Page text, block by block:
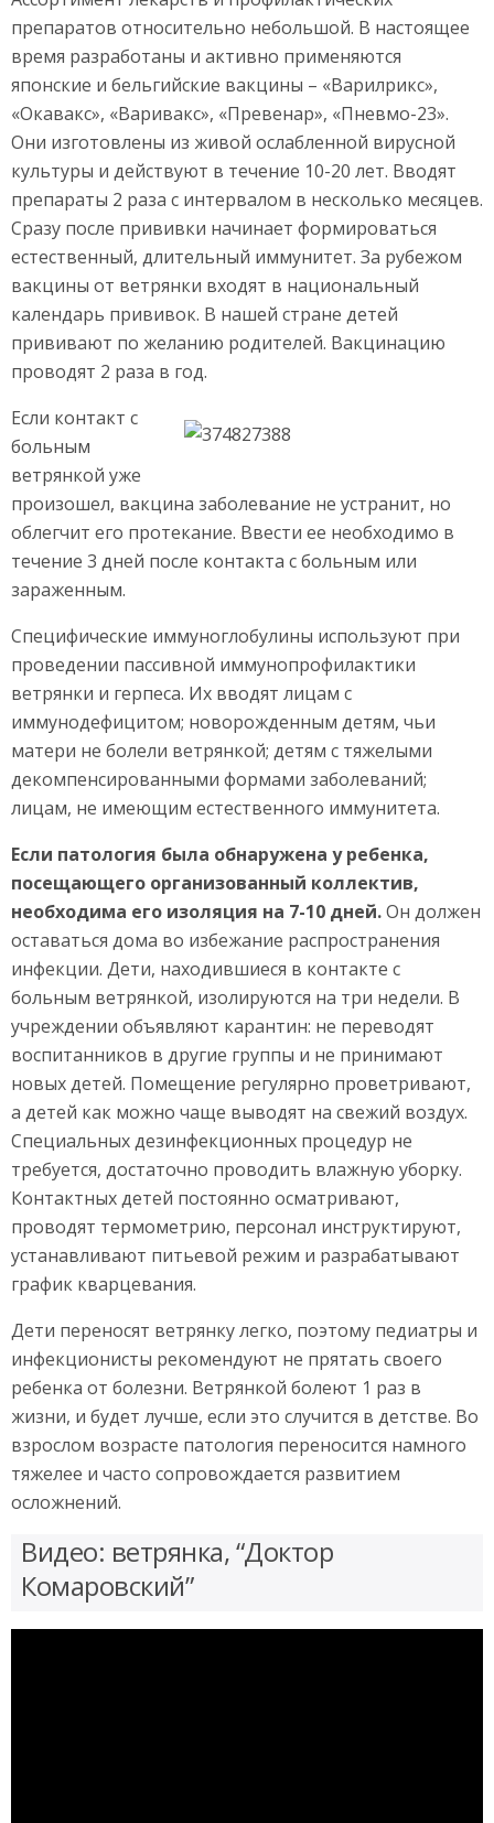
препаратов относительно небольшой. В настоящее
время разработаны и активно применяются
японские и бельгийские вакцины – «Варилрикс»,
«Окавакс», «Варивакс», «Превенар», «Пневмо-23».
Они изготовлены из живой ослабленной вирусной
культуры и действуют в течение 10-20 лет. Вводят
препараты 2 раза с интервалом в несколько месяцев.
Сразу после прививки начинает формироваться
естественный, длительный иммунитет. За рубежом
вакцины от ветрянки входят в национальный
календарь прививок. В нашей стране детей
прививают по желанию родителей. Вакцинацию
проводят 2 раза в год.
Если контакт с
больным
ветрянкой уже
произошел, вакцина заболевание не устранит, но
облегчит его протекание. Ввести ее необходимо в
течение 3 дней после контакта с больным или
зараженным.
Специфические иммуноглобулины используют при
проведении пассивной иммунопрофилактики
ветрянки и герпеса. Их вводят лицам с
иммунодефицитом; новорожденным детям, чьи
матери не болели ветрянкой; детям с тяжелыми
декомпенсированными формами заболеваний;
лицам, не имеющим естественного иммунитета.
Если патология была обнаружена у ребенка,
посещающего организованный коллектив,
необходима его изоляция на 7-10 дней.Он должен
оставаться дома во избежание распространения
инфекции. Дети, находившиеся в контакте с
больным ветрянкой, изолируются на три недели. В
учреждении объявляют карантин: не переводят
воспитанников в другие группы и не принимают
новых детей. Помещение регулярно проветривают,
а детей как можно чаще выводят на свежий воздух.
Специальных дезинфекционных процедур не
требуется, достаточно проводить влажную уборку.
Контактных детей постоянно осматривают,
проводят термометрию, персонал инструктируют,
устанавливают питьевой режим и разрабатывают
график кварцевания.
Дети переносят ветрянку легко, поэтому педиатры и
инфекционисты рекомендуют не прятать своего
ребенка от болезни. Ветрянкой болеют 1 раз в
жизни, и будет лучше, если это случится в детстве. Во
взрослом возрасте патология переносится намного
тяжелее и часто сопровождается развитием
осложнений.
Видео: ветрянка, “Доктор
Комаровский”